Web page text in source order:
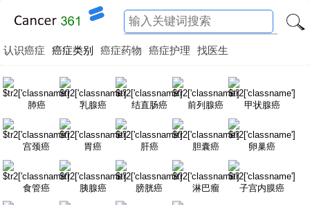
认识癌症 癌症类别 癌症药物 癌症护理 找医生
肺癌 乳腺癌 结直肠癌 前列腺癌 甲状腺癌
宫颈癌 胃癌 肝癌 胆囊癌 卵巢癌
食管癌 胰腺癌 膀胱癌 淋巴瘤 子宫内膜癌